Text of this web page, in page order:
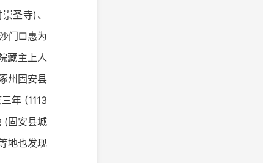
圣寺)、
门□惠为
藏主上人
州固安县
年 (1113
(固安县城
地也发现